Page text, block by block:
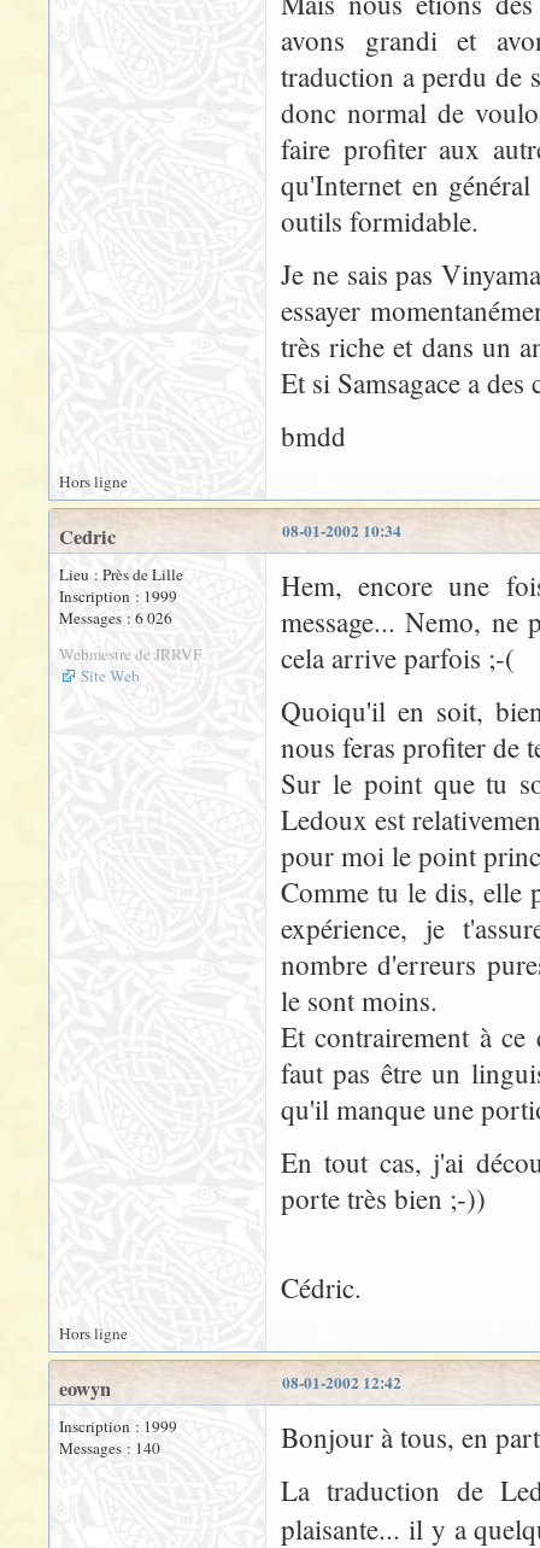
avons grandi et
traduction a perdu de
donc normal de
faire profiter aux
qu'Internet en
outils formidable.
Je ne sais pas
essayer
très riche et dans un
Et si Samsagace a
bmdd
Hors ligne
08-01-2002 10:34
Cedric
Lieu : Près de Lille
Inscription : 1999
Messages : 6 026
Webmestre de JRRVF
Site Web
Hem, encore une
message... Nemo, ne
cela arrive parfois ;-(
Quoiqu'il en soit,
nous feras profiter de
Sur le point que tu
Ledoux est
pour moi le point
Comme tu le dis, elle
expérience, je
nombre d'erreurs
le sont moins.
Et contrairement à
faut pas être un
qu'il manque une
En tout cas, j'ai
porte très bien ;-))
Cédric.
Hors ligne
08-01-2002 12:42
eowyn
Inscription : 1999
Messages : 140
Bonjour à tous, en
La traduction de
plaisante... il y a